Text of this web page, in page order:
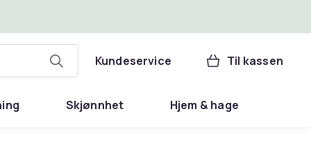
Kundeservice Til kassen
Skjønnhet Hjem & hage